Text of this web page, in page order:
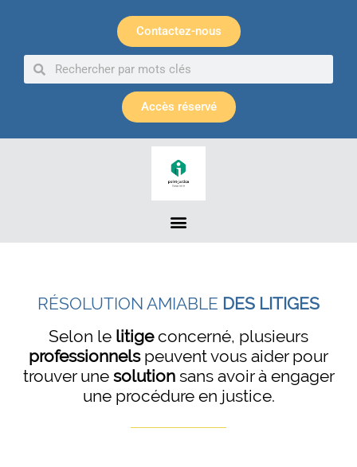
Contactez-nous
Accès réservé
RÉSOLUTION AMIABLE DES LITIGES
Selon le litigeconcerné, plusieurs
professionnels peuvent vous aider pour
trouver une solution sans avoir à engager
une procédure en justice.